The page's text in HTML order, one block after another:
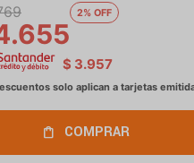
2
$ 3.957
COMPRAR